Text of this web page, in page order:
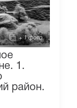
+ 1 фото
1.
район.